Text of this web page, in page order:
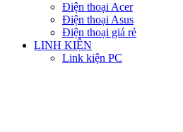
Điện thoại Acer
Điện thoại Asus
Điện thoại giá rẻ
LINH KIỆN
Link kiện PC